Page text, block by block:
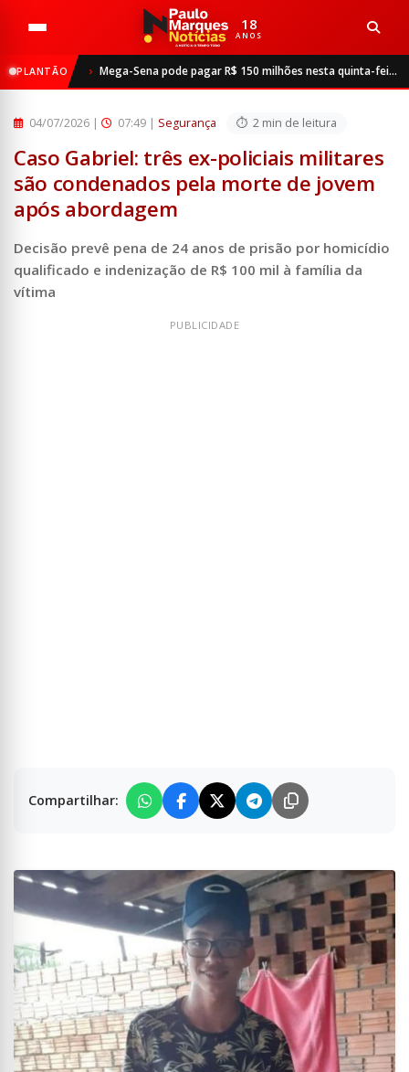
18
ANOS
PLANTÃO Mega-Sena pode pagar R$ 150 milhões nesta quinta-feira; veja como apostar
Segurança
Caso Gabriel: três ex-policiais militares são condenados ...
04/07/2026 | 07:49 | Segurança 2 min de leitura
Caso Gabriel: três ex-policiais militares
são condenados pela morte de jovem
após abordagem
Decisão prevê pena de 24 anos de prisão por homicídio
qualificado e indenização de R$ 100 mil à família da
vítima
Compartilhar: